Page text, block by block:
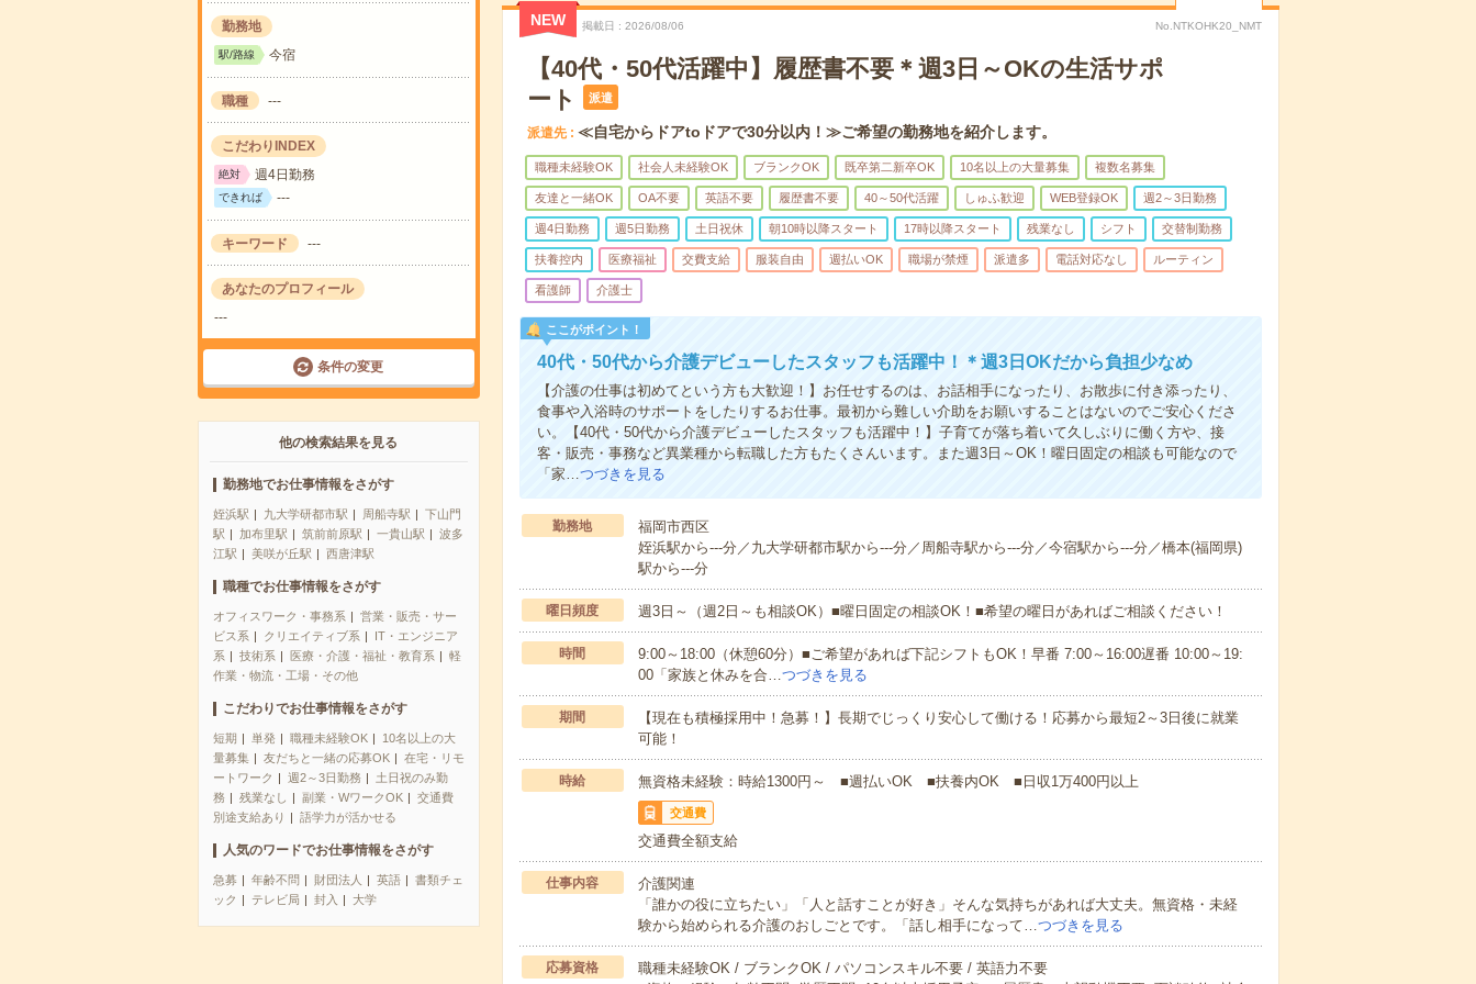
勤務地
駅/路線 今宿
職種 ---
こだわりINDEX
絶対 週4日勤務
できれば ---
キーワード ---
あなたのプロフィール
---
条件の変更
他の検索結果を見る
勤務地でお仕事情報をさがす
姪浜駅 九大学研都市駅 周船寺駅
下山門
駅
加布里駅 筑前前原駅 一貴山駅
波多
江駅
美咲が丘駅 西唐津駅
職種でお仕事情報をさがす
オフィスワーク・事務系
営業・販売・サー
ビス系
クリエイティブ系
IT・エンジニア
系
技術系 医療・介護・福祉・教育系
軽
作業・物流・工場・その他
こだわりでお仕事情報をさがす
短期 単発 職種未経験OK
10名以上の大
量募集
友だちと一緒の応募OK
在宅・リモ
ートワーク
週2～3日勤務
土日祝のみ勤
務
残業なし 副業・WワークOK
交通費
別途支給あり
語学力が活かせる
人気のワードでお仕事情報をさがす
急募 年齢不問 財団法人 英語
書類チェ
ック
テレビ局 封入 大学
NEW 掲載日 2026/08/06 No.NTKOHK20_NMT
【40代・50代活躍中】履歴書不要＊週3日～OKの生活サポ
ート
派遣
派遣先 ≪自宅からドアtoドアで30分以内！≫ご希望の勤務地を紹介します。
職種未経験OK 社会人未経験OK ブランクOK 既卒第二新卒OK 10名以上の大量募集 複数名募集
友達と一緒OK OA不要 英語不要 履歴書不要 40～50代活躍 しゅふ歓迎 WEB登録OK 週2～3日勤務
週4日勤務 週5日勤務 土日祝休 朝10時以降スタート 17時以降スタート 残業なし シフト 交替制勤務
扶養控内 医療福祉 交費支給 服装自由 週払いOK 職場が禁煙 派遣多 電話対応なし ルーティン
看護師 介護士
ここがポイント！
40代・50代から介護デビューしたスタッフも活躍中！＊週3日OKだから負担少なめ
【介護の仕事は初めてという方も大歓迎！】お任せするのは、お話相手になったり、お散歩に付き添ったり、
食事や入浴時のサポートをしたりするお仕事。最初から難しい介助をお願いすることはないのでご安心くださ
い。【40代・50代から介護デビューしたスタッフも活躍中！】子育てが落ち着いて久しぶりに働く方や、接
客・販売・事務など異業種から転職した方もたくさんいます。また週3日～OK！曜日固定の相談も可能なので
「家…つづきを見る
勤務地
福岡市西区
姪浜駅から---分／九大学研都市駅から---分／周船寺駅から---分／今宿駅から---分／橋本(福岡県)
駅から---分
曜日頻度 週3日～（週2日～も相談OK）■曜日固定の相談OK！■希望の曜日があればご相談ください！
時間
9:00～18:00（休憩60分）■ご希望があれば下記シフトもOK！早番 7:00～16:00遅番 10:00～19:
00「家族と休みを合…つづきを見る
期間
【現在も積極採用中！急募！】長期でじっくり安心して働ける！応募から最短2～3日後に就業
可能！
時給 無資格未経験：時給1300円～ ■週払いOK ■扶養内OK ■日収1万400円以上
交通費
交通費全額支給
仕事内容
介護関連
「誰かの役に立ちたい」「人と話すことが好き」そんな気持ちがあれば大丈夫。無資格・未経
験から始められる介護のおしごとです。「話し相手になって…つづきを見る
応募資格
職種未経験OK / ブランクOK / パソコンスキル不要 / 英語力不要